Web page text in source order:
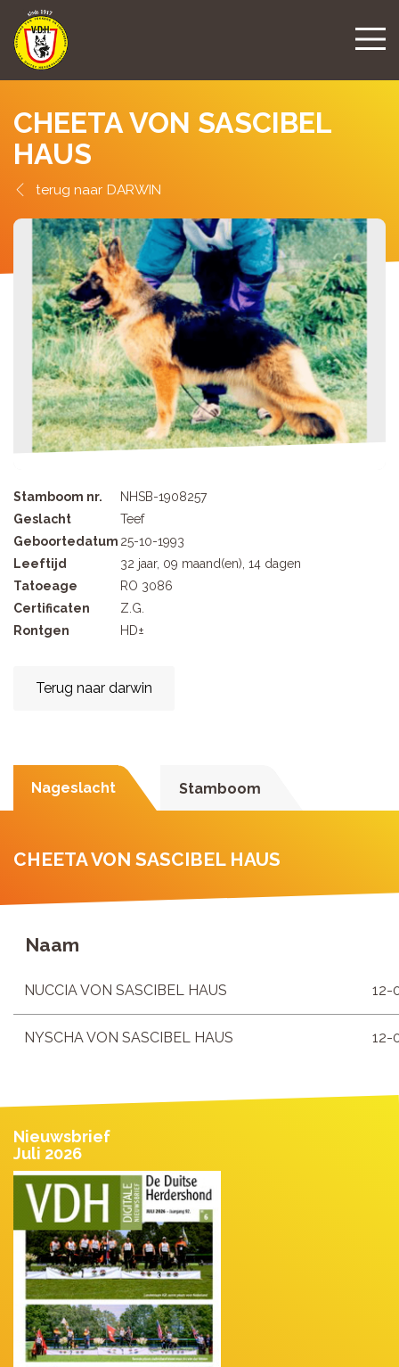
CHEETA VON SASCIBEL
HAUS
DARWIN
Stamboom nr.
NHSB-1908257
Geslacht
Teef
Geboortedatum 25-10-1993
Leeftijd
32 jaar, 09 maand(en), 14 dagen
Tatoeage
RO 3086
Certificaten
Z.G.
Rontgen
HD±
Terug naar darwin
Nageslacht Stamboom
CHEETA VON SASCIBEL HAUS
Naam
NUCCIA VON SASCIBEL HAUS 12-
NYSCHA VON SASCIBEL HAUS 12-
Nieuwsbrief
Juli 2026